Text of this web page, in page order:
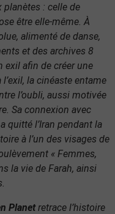
planètes : celle de
être elle-même. À
alimenté de danse,
et des archives 8
exil afin de créer une
la cinéaste entame
l’oubli, aussi motivée
Sa connexion avec
quitté l’Iran pendant la
à l’un des visages de
« Femmes,
la vie de Farah, ainsi
Planetretrace l’histoire